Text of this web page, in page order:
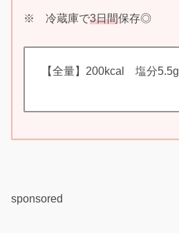
※ 冷蔵庫で3日間保存◎
【全量】200kcal 塩分5.5g
sponsored